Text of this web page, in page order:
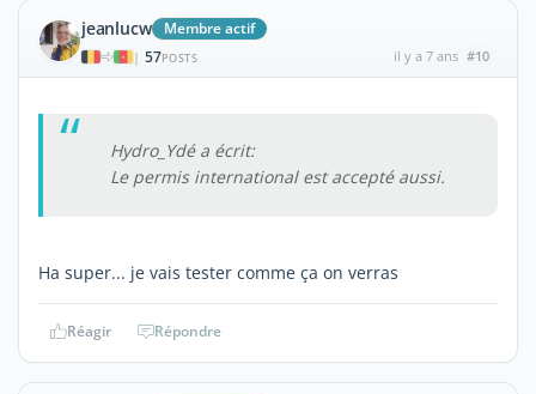
jeanlucw Membre actif
| 57POSTS il y a 7 ans #10
Hydro_Ydé a écrit:
Le permis international est accepté aussi.
Ha super... je vais tester comme ça on verras
Réagir Répondre